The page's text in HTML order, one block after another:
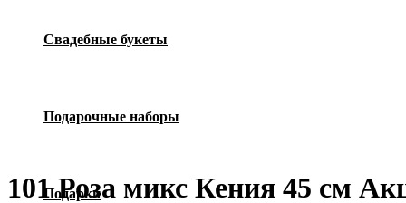
Свадебные букеты
Подарочные наборы
Подарки
101 Роза микс Кения 45 см